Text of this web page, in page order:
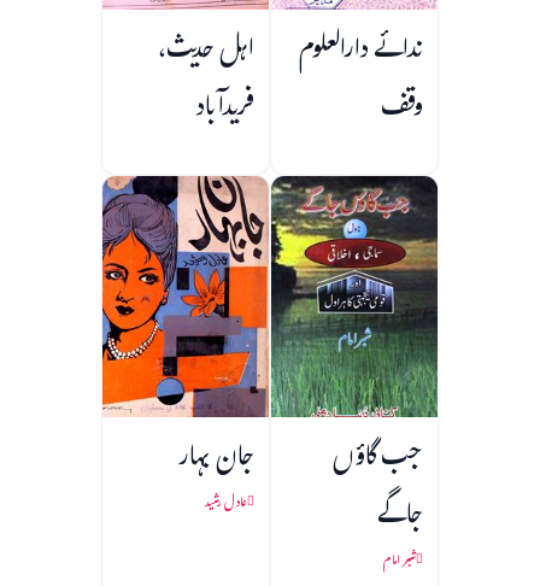
ندائے دارالعلوم
وقف
اہل حدیث،
فریدآباد
جب گاؤں
جاگے
شبر امام
جان بہار
عادل رشید